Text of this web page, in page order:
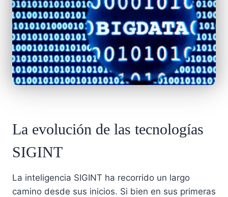
La evolución de las tecnologías
SIGINT
La inteligencia SIGINT ha recorrido un largo
camino desde sus inicios. Si bien en sus primeras